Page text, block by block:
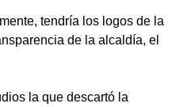
tendría los logos de la
de la alcaldía, el
la que descartó la